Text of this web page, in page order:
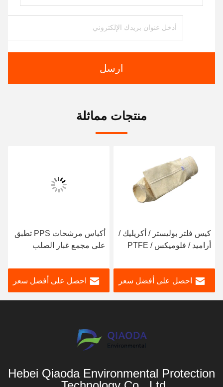
ارسل
منتجات مماثلة
كيس فلتر بوليستر / أكريليك /
أراميد / فلوميكس / PTFE
احصل على أفضل سعر
أكياس مرشحات PPS تطبق
على مجمع غبار الصلب
احصل على أفضل سعر
Hebei Qiaoda Environmental Protection